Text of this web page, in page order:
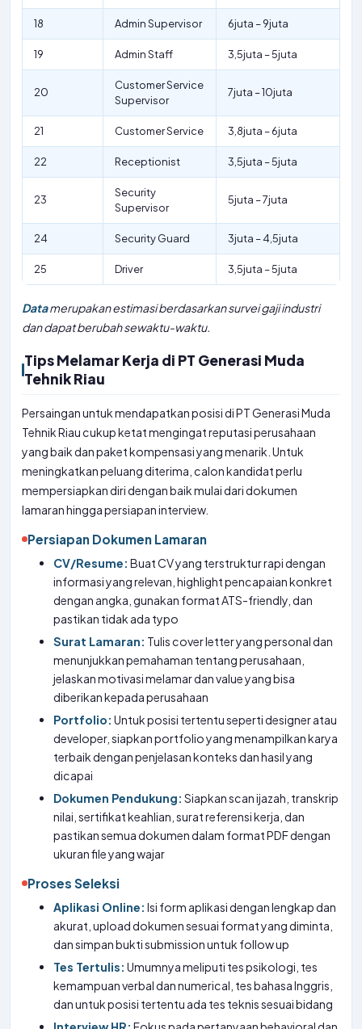
18 Admin Supervisor 6juta – 9juta
19 Admin Staff 3,5juta – 5juta
20
Customer Service
Supervisor
7juta – 10juta
21 Customer Service 3,8juta – 6juta
22 Receptionist 3,5juta – 5juta
23
Security
Supervisor
5juta – 7juta
24 Security Guard 3juta – 4,5juta
25 Driver 3,5juta – 5juta
Datamerupakan estimasi berdasarkan survei gaji industri
dan dapat berubah sewaktu-waktu.
Tips Melamar Kerja di PT Generasi Muda
Tehnik Riau
Persaingan untuk mendapatkan posisi di PT Generasi Muda
Tehnik Riau cukup ketat mengingat reputasi perusahaan
yang baik dan paket kompensasi yang menarik. Untuk
meningkatkan peluang diterima, calon kandidat perlu
mempersiapkan diri dengan baik mulai dari dokumen
lamaran hingga persiapan interview.
Persiapan Dokumen Lamaran
CV/Resume: Buat CV yang terstruktur rapi dengan
informasi yang relevan, highlight pencapaian konkret
dengan angka, gunakan format ATS-friendly, dan
pastikan tidak ada typo
Surat Lamaran: Tulis cover letter yang personal dan
menunjukkan pemahaman tentang perusahaan,
jelaskan motivasi melamar dan value yang bisa
diberikan kepada perusahaan
Portfolio: Untuk posisi tertentu seperti designer atau
developer, siapkan portfolio yang menampilkan karya
terbaik dengan penjelasan konteks dan hasil yang
dicapai
Dokumen Pendukung: Siapkan scan ijazah, transkrip
nilai, sertifikat keahlian, surat referensi kerja, dan
pastikan semua dokumen dalam format PDF dengan
ukuran file yang wajar
Proses Seleksi
Aplikasi Online: Isi form aplikasi dengan lengkap dan
akurat, upload dokumen sesuai format yang diminta,
dan simpan bukti submission untuk follow up
Tes Tertulis: Umumnya meliputi tes psikologi, tes
kemampuan verbal dan numerical, tes bahasa Inggris,
dan untuk posisi tertentu ada tes teknis sesuai bidang